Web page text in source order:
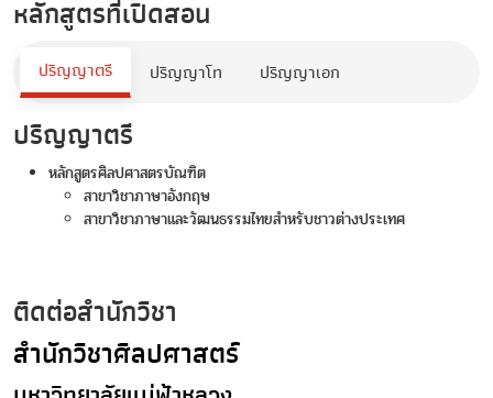
หลักสูตรที่เปิดสอน
ปริญญาตรี ปริญญาโท ปริญญาเอก
ปริญญาตรี
หลักสูตรศิลปศาสตรบัณฑิต
สาขาวิชาภาษาอังกฤษ
สาขาวิชาภาษาและวัฒนธรรมไทยสำหรับชาวต่างประเทศ
ติดต่อสำนักวิชา
สำนักวิชาศิลปศาสตร์